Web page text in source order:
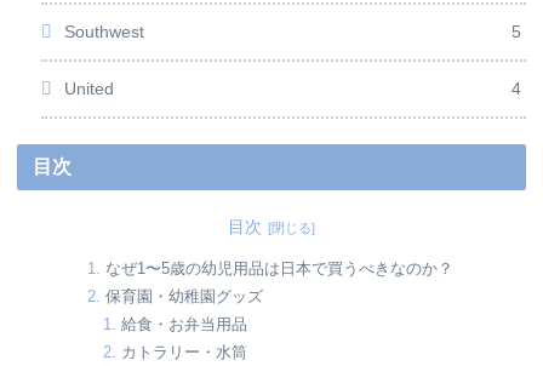
Southwest 5
United 4
目次
目次
なぜ1〜5歳の幼児用品は日本で買うべきなのか？
保育園・幼稚園グッズ
給食・お弁当用品
カトラリー・水筒